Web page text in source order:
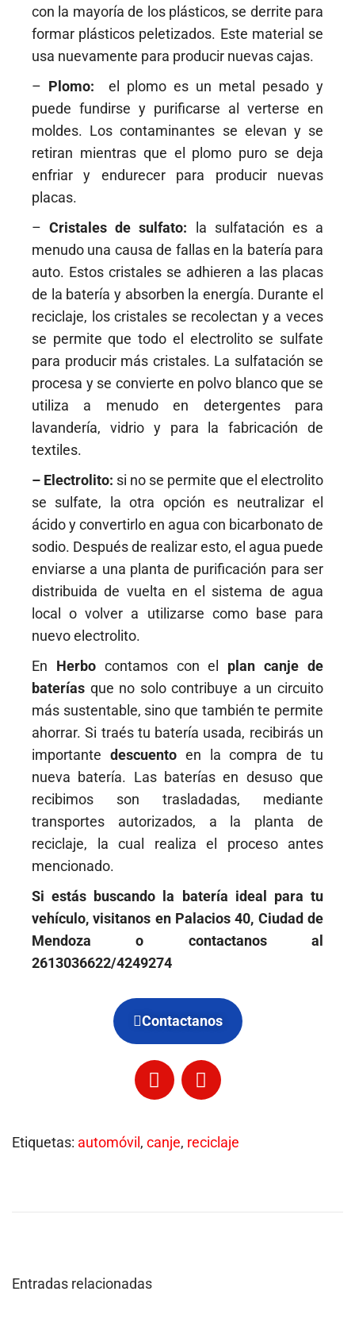
con la mayoría de los plásticos, se derrite para
formar plásticos peletizados. Este material se
usa nuevamente para producir nuevas cajas.
– Plomo:
el plomo es un metal pesado y
puede fundirse y purificarse al verterse en
moldes. Los contaminantes se elevan y se
retiran mientras que el plomo puro se deja
enfriar y endurecer para producir nuevas
placas.
–Cristales de sulfato:
la sulfatación es a
menudo una causa de fallas en la batería para
auto. Estos cristales se adhieren a las placas
de la batería y absorben la energía. Durante el
reciclaje, los cristales se recolectan y a veces
se permite que todo el electrolito se sulfate
para producir más cristales. La sulfatación se
procesa y se convierte en polvo blanco que se
utiliza a menudo en detergentes para
lavandería, vidrio y para la fabricación de
textiles.
– Electrolito: si no se permite que el electrolito
se sulfate, la otra opción es neutralizar el
ácido y convertirlo en agua con bicarbonato de
sodio. Después de realizar esto, el agua puede
enviarse a una planta de purificación para ser
distribuida de vuelta en el sistema de agua
local o volver a utilizarse como base para
nuevo electrolito.
En Herbocontamos con el plan canje de
baterías que no solo contribuye a un circuito
más sustentable, sino que también te permite
ahorrar. Si traés tu batería usada, recibirás un
importante descuento en la compra de tu
nueva batería. Las baterías en desuso que
recibimos son trasladadas, mediante
transportes autorizados, a la planta de
reciclaje, la cual realiza el proceso antes
mencionado.
Si estás buscando la batería ideal para tu
vehículo, visitanos en Palacios 40, Ciudad de
Mendoza o contactanos al
2613036622/4249274
Contactanos
Etiquetas: automóvil , canje, reciclaje
c
Entradas relacionadas